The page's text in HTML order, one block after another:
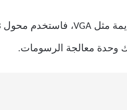
وحدة معالجة الرسومات.